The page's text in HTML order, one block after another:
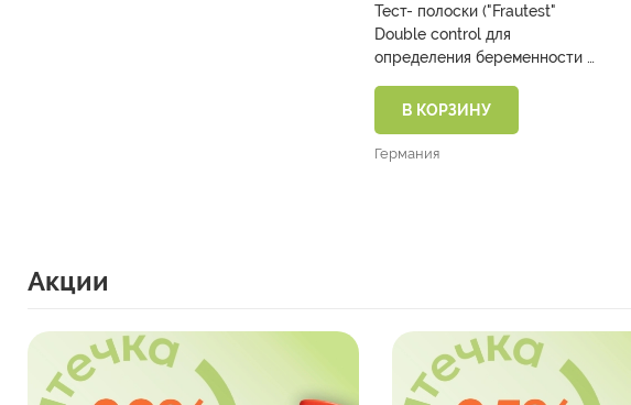
Тест- полоски ("Frautest"
Double control для
определения беременности 2
В КОРЗИНУ
Германия
Акции